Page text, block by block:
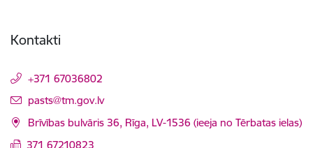
Kontakti
+371 67036802
E-pasts:
pasts@tm.gov.lv
Brīvības bulvāris 36, Rīga, LV-1536 (ieeja no Tērbatas ielas)
371 67210823